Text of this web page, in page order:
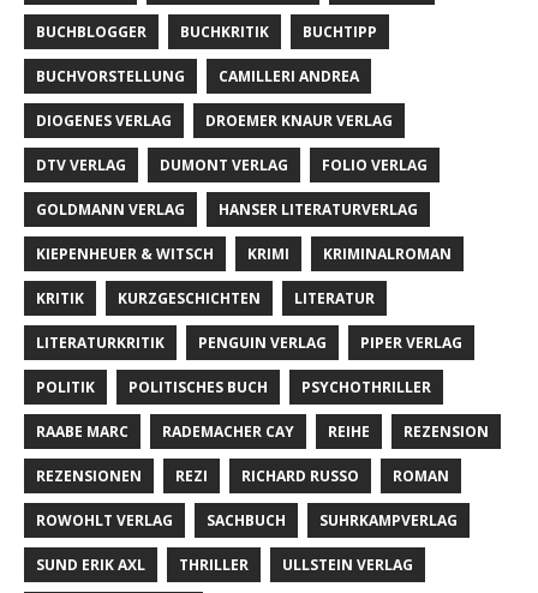
BUCHBLOGGER BUCHKRITIK BUCHTIPP
BUCHVORSTELLUNG CAMILLERI ANDREA
DIOGENES VERLAG DROEMER KNAUR VERLAG
DTV VERLAG DUMONT VERLAG FOLIO VERLAG
GOLDMANN VERLAG HANSER LITERATURVERLAG
KIEPENHEUER & WITSCH KRIMI KRIMINALROMAN
KRITIK KURZGESCHICHTEN LITERATUR
LITERATURKRITIK PENGUIN VERLAG PIPER VERLAG
POLITIK POLITISCHES BUCH PSYCHOTHRILLER
RAABE MARC RADEMACHER CAY REIHE REZENSION
REZENSIONEN REZI RICHARD RUSSO ROMAN
ROWOHLT VERLAG SACHBUCH SUHRKAMPVERLAG
SUND ERIK AXL THRILLER ULLSTEIN VERLAG